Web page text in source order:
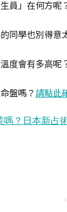
員」在何方呢
同學也別得意
度會有多高呢
盤嗎？ 請點此